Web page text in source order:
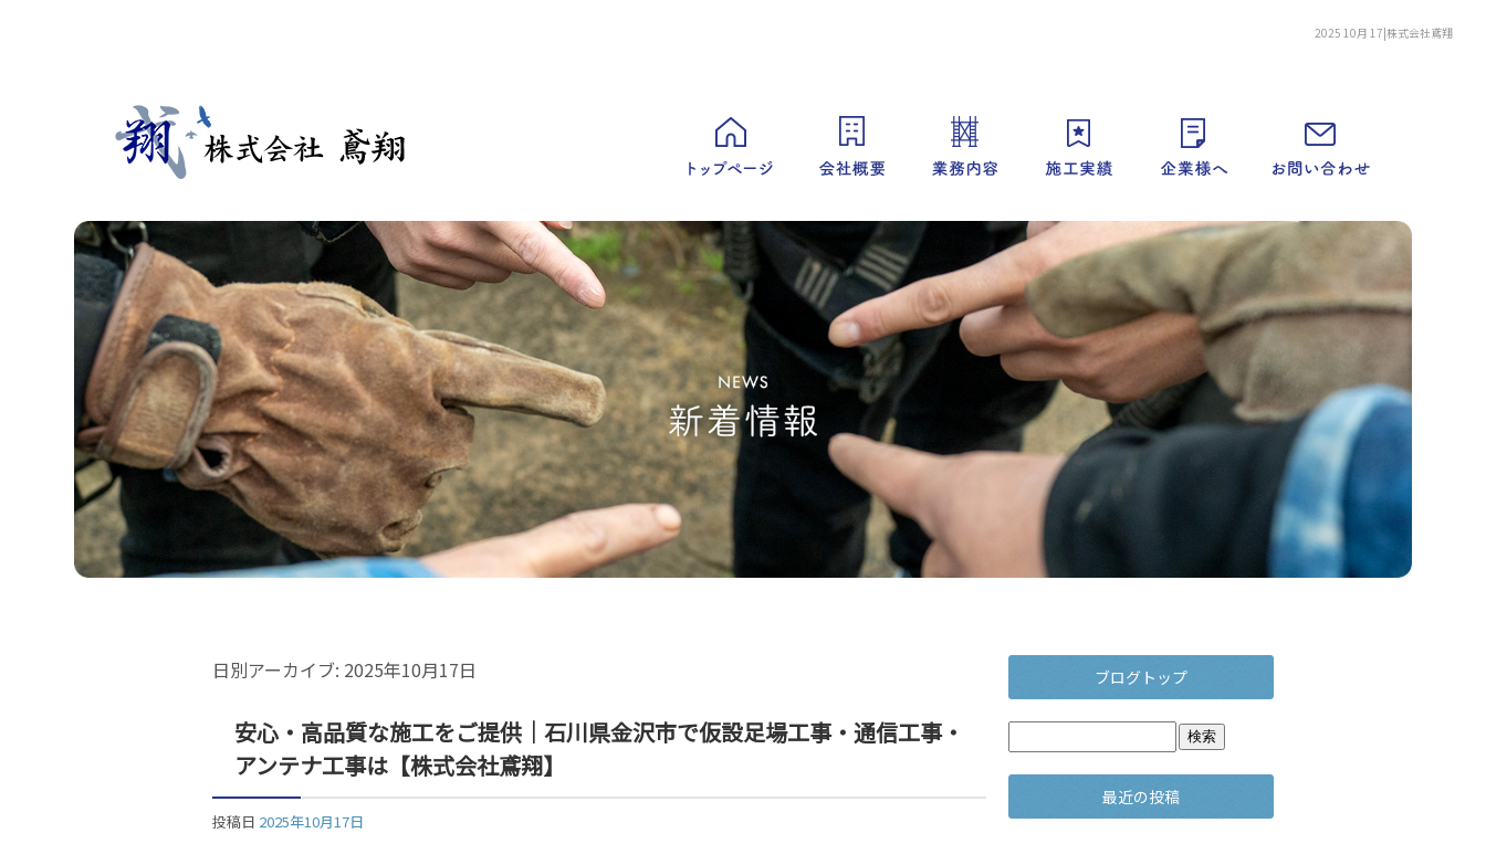
2025 10月 17|株式会社鳶翔
日別アーカイブ: 2025年10月17日
安心・高品質な施工をご提供｜石川県金沢市で仮設足場工事・通信工事・
アンテナ工事は【株式会社鳶翔】
投稿日 2025年10月17日
ブログトップ
最近の投稿